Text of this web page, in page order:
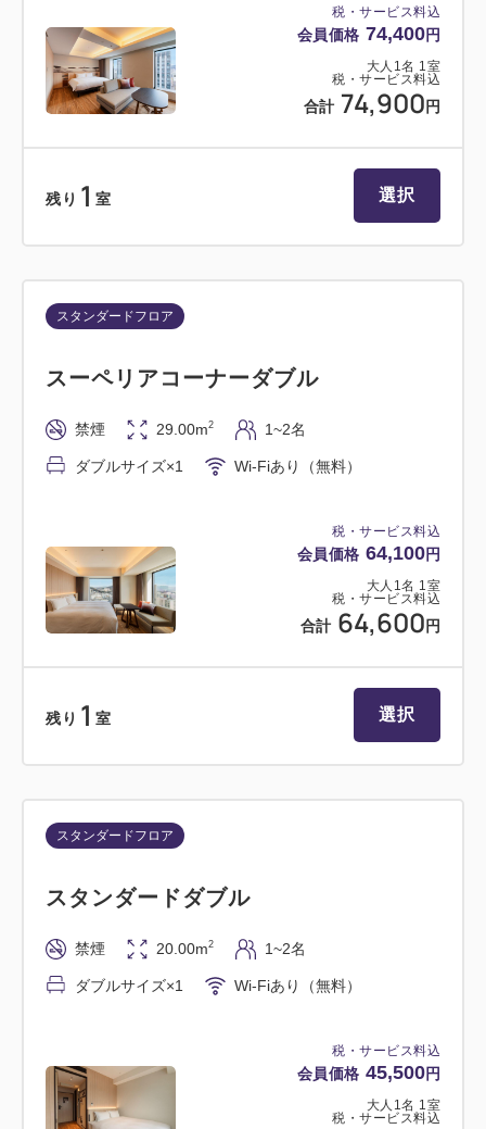
税・サービス料込
会員価格 74,400円
大人 1名 1室
税・サービス料込
合計 74,900 円
残り 1 室 選択
税・サービス料込
会員価格 64,100円
大人 1名 1室
税・サービス料込
合計 64,600 円
スタンダードフロア
スーペリアコーナーダブル
禁煙 29.00m2 1~2名
ダブルサイズ×1 Wi-Fiあり（無料）
残り 1 室 選択
税・サービス料込
会員価格 45,500円
大人 1名 1室
税・サービス料込
スタンダードフロア
スタンダードダブル
禁煙 20.00m2 1~2名
ダブルサイズ×1 Wi-Fiあり（無料）